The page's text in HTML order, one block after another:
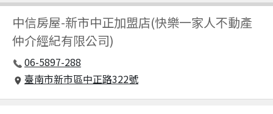
中信房屋-新市中正加盟店(快樂一家人不動產
仲介經紀有限公司)
06-5897-288
臺南市新市區中正路322號